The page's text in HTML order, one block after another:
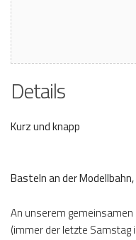
Details
Kurz und knapp
Basteln an der
An unserem
(immer der letzte Samstag